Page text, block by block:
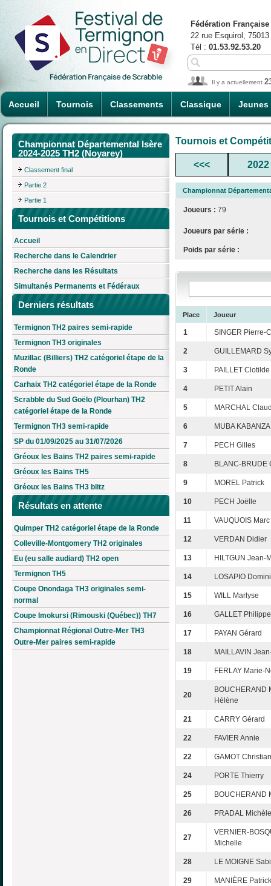
Accueil Tournois Classements Classique Jeunes
Fédération
22 rue Esquirol,
Tél : 01.53.92.53.20
Il y a actuellement
Championnat Départemental Isère
2024-2025 TH2 (Noyarey)
Classement final
Partie 2
Partie 1
Tournois et Compétitions
Accueil
Recherche dans le Calendrier
Recherche dans les Résultats
Simultanés Permanents et Fédéraux
Derniers résultats
Termignon TH2 paires semi-rapide
Termignon TH3 originales
Muzillac (Billiers) TH2 catégoriel étape de la
Ronde
Carhaix TH2 catégoriel étape de la Ronde
Scrabble du Sud Goëlo (Plourhan) TH2
catégoriel étape de la Ronde
Termignon TH3 semi-rapide
SP du 01/09/2025 au 31/07/2026
Gréoux les Bains TH2 paires semi-rapide
Gréoux les Bains TH5
Gréoux les Bains TH3 blitz
Résultats en attente
Quimper TH2 catégoriel étape de la Ronde
Colleville-Montgomery TH2 originales
Eu (eu salle audiard) TH2 open
Termignon TH5
Coupe Onondaga TH3 originales semi-
normal
Coupe Imokursi (Rimouski (Québec)) TH7
Championnat Régional Outre-Mer TH3
Outre-Mer paires semi-rapide
Tournois et
<<< 2022
Championnat
Joueurs : 79
Joueurs par série :
Poids par série :
Place Joueur
1 SINGER Pierre-
2 GUILLEMARD
3 PAILLET Clotilde
4 PETIT Alain
5 MARCHAL
6 MUBA
7 PECH Gilles
8 BLANC-BRUDE
9 MOREL Patrick
10 PECH Joëlle
11 VAUQUOIS Marc
12 VERDAN Didier
13 HILTGUN Jean-
14 LOSAPIO
15 WILL Marlyse
16 GALLET Philippe
17 PAYAN Gérard
18 MAILLAVIN
19 FERLAY Marie-
20
BOUCHERAND
Hélène
21 CARRY Gérard
22 FAVIER Annie
22 GAMOT
24 PORTE Thierry
25 BOUCHERAND
26 PRADAL Michèle
27
VERNIER-
Michelle
28 LE MOIGNE
29 MANIÈRE Patrick